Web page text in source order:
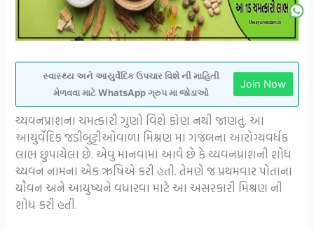
સ્વાસ્થ્ય અને આયુર્વેદિક ઉપચાર વિશે ની માહિતી
મેળવવા માટે WhatsApp ગ્રુપ મા જોડાઓ
Join Now
ચ્યવનપ્રાશના ચમત્કારી ગુણો વિશે કોણ નથી જાણતું. આ
આયુર્વેદિક જડીબુટ્ટીઓવાળા મિશ્રણ માં ગજબના આરોગ્યવર્ધક
લાભ છુપાયેલા છે. એવું માનવામાં આવે છે કે ચ્યવનપ્રાશની શોધ
ચ્યવન નામના એક ઋષિએ કરી હતી. તેમણે જ પ્રથમવાર પોતાના
યૌવન અને આયુષ્યને વધારવા માટે આ અસરકારી મિશ્રણ ની
શોધ કરી હતી.